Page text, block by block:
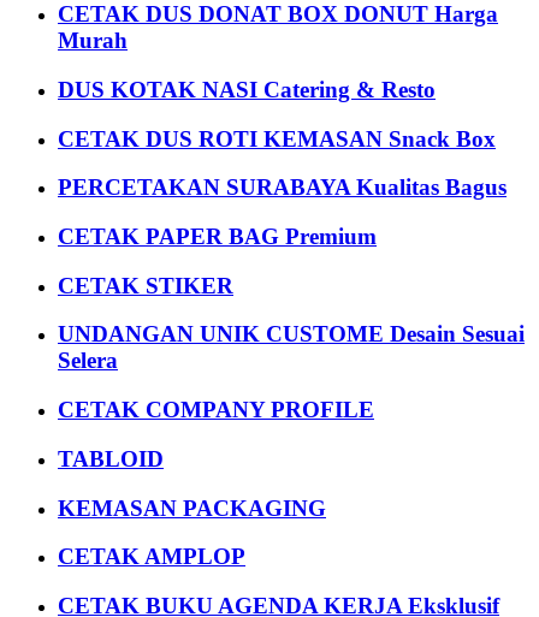
CETAK DUS DONAT BOX DONUT Harga
Murah
DUS KOTAK NASI Catering & Resto
CETAK DUS ROTI KEMASAN Snack Box
PERCETAKAN SURABAYA Kualitas Bagus
CETAK PAPER BAG Premium
CETAK STIKER
UNDANGAN UNIK CUSTOME Desain Sesuai
Selera
CETAK COMPANY PROFILE
TABLOID
KEMASAN PACKAGING
CETAK AMPLOP
CETAK BUKU AGENDA KERJA Eksklusif